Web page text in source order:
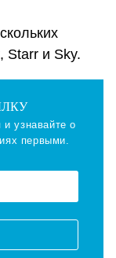
Starr и Sky.
узнавайте о
первыми.